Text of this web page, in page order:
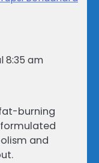
8:35 am
burning
and